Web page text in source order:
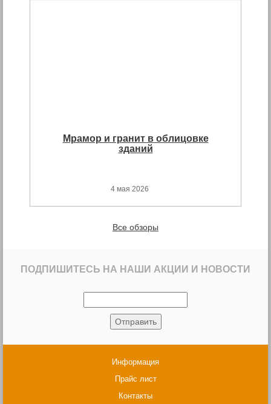
Мрамор и гранит в облицовке
зданий
4 мая 2026
Все обзоры
ПОДПИШИТЕСЬ НА НАШИ АКЦИИ И НОВОСТИ
Информация
Прайс лист
Контакты